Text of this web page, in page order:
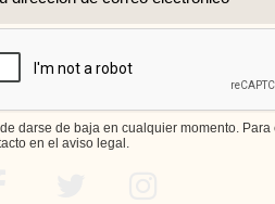
darse de baja en cualquier momento.
en el aviso legal.